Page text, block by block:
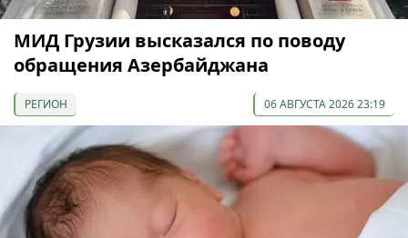
МИД Грузии высказался по поводу
обращения Азербайджана
РЕГИОН 06 АВГУСТА 2026 23:19